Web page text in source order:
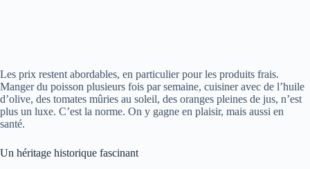
Les prix restent abordables, en particulier pour les produits frais.
Manger du poisson plusieurs fois par semaine, cuisiner avec de l’huile
d’olive, des tomates mûries au soleil, des oranges pleines de jus, n’est
plus un luxe. C’est la norme. On y gagne en plaisir, mais aussi en
santé.
Un héritage historique fascinant